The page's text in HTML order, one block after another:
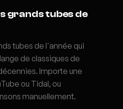
grands tubes de
tubes de l'année qui
de classiques de
Importe une
ou Tidal, ou
manuellement.